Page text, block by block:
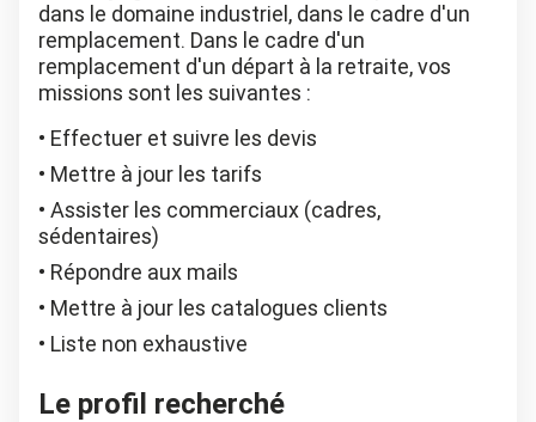
dans le domaine industriel, dans le cadre d'un
remplacement. Dans le cadre d'un
remplacement d'un départ à la retraite, vos
missions sont les suivantes :
Effectuer et suivre les devis
Mettre à jour les tarifs
Assister les commerciaux (cadres,
sédentaires)
Répondre aux mails
Mettre à jour les catalogues clients
Liste non exhaustive
Le profil recherché